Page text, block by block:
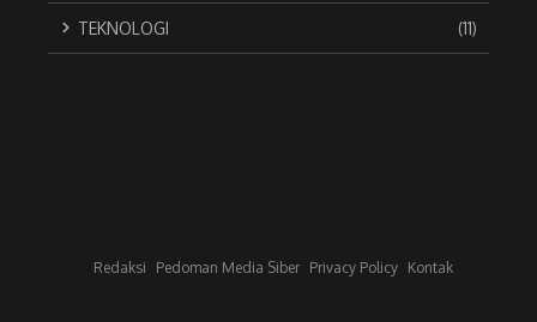
TEKNOLOGI (11)
Redaksi Pedoman Media Siber Privacy Policy Kontak